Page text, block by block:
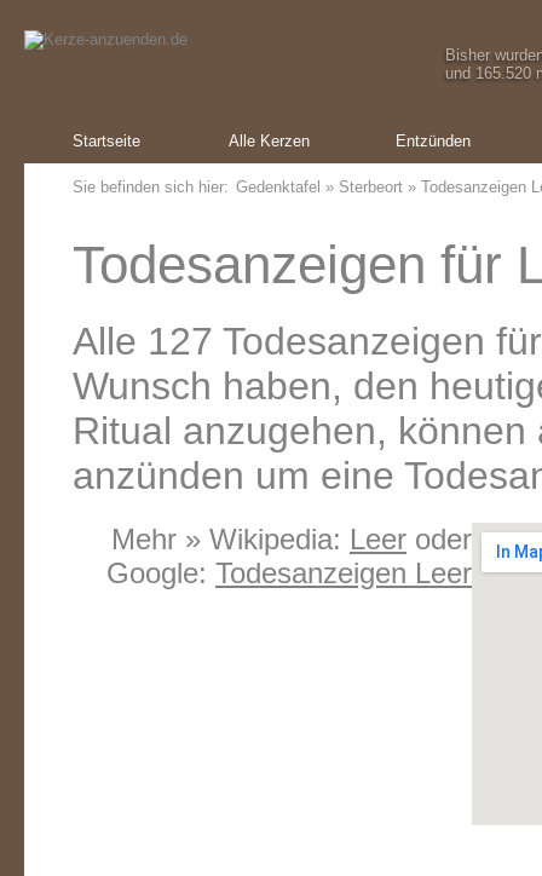
Bisher
und 165.520
Startseite Alle Kerzen Entzünden
Sie befinden sich hier: Gedenktafel » Sterbeort » Todesanzeigen
Todesanzeigen für
Alle 127 Todesanzeigen
Wunsch haben, den
Ritual anzugehen,
anzünden um eine
Mehr » Wikipedia: Leer oder
Google: Todesanzeigen Leer